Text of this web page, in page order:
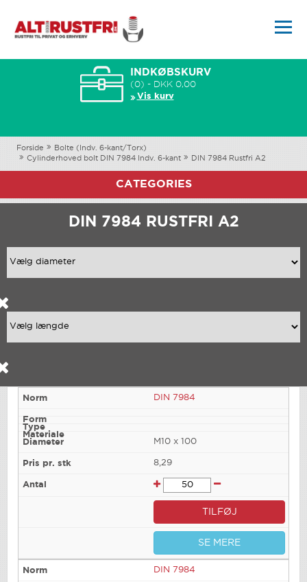
INDKØBSKURV
(0) - DKK 0,00
Vis kurv
Forside
Bolte (Indv. 6-kant/Torx)
Cylinderhoved bolt DIN 7984 Indv. 6-kant
DIN 7984 Rustfri A2
CATEGORIES
DIN 7984 RUSTFRI A2
DIN 7984
M10 x 100
8,29
TILFØJ
SE MERE
DIN 7984